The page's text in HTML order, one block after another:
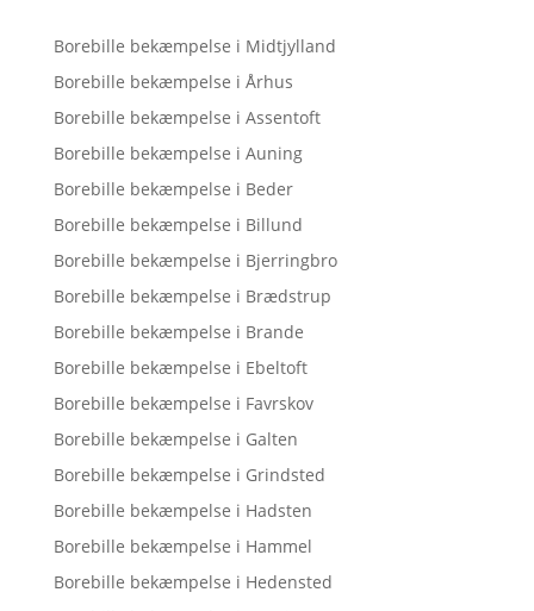
Borebille bekæmpelse i Midtjylland
Borebille bekæmpelse i Århus
Borebille bekæmpelse i Assentoft
Borebille bekæmpelse i Auning
Borebille bekæmpelse i Beder
Borebille bekæmpelse i Billund
Borebille bekæmpelse i Bjerringbro
Borebille bekæmpelse i Brædstrup
Borebille bekæmpelse i Brande
Borebille bekæmpelse i Ebeltoft
Borebille bekæmpelse i Favrskov
Borebille bekæmpelse i Galten
Borebille bekæmpelse i Grindsted
Borebille bekæmpelse i Hadsten
Borebille bekæmpelse i Hammel
Borebille bekæmpelse i Hedensted